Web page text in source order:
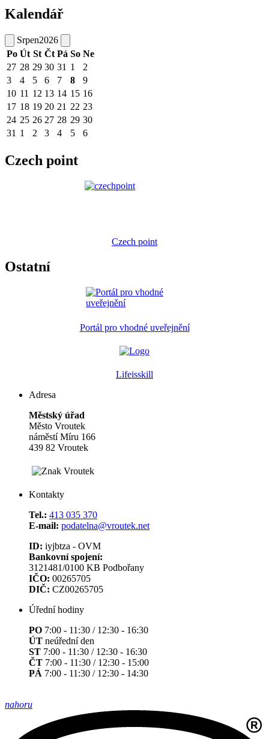
Kalendář
Srpen2026
Po Út St Čt Pá So Ne
27 28 29 30 31 1
2
3
4 5 6 7 8
9
10 11 12 13 14 15 16
17 18 19 20 21 22 23
24 25 26 27 28 29 30
31 1 2 3 4 5 6
Czech point
Czech point
Ostatní
Portál pro vhodné uveřejnění
Lifeisskill
Adresa
Městský úřad
Město Vroutek
náměstí Míru 166
439 82 Vroutek
Kontakty
Tel.: 413 035 370
E-mail: podatelna@vroutek.net
ID: iyjbtza - OVM
Bankovní spojení:
3121481/0100 KB Podbořany
IČO: 00265705
DIČ: CZ00265705
Úřední hodiny
PO 7:00 - 11:30 / 12:30 - 16:30
ÚT neúřední den
ST 7:00 - 11:30 / 12:30 - 16:30
ČT 7:00 - 11:30 / 12:30 - 15:00
PÁ 7:00 - 11:30 / 12:30 - 14:30
nahoru